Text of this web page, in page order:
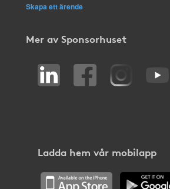
Skapa ett ärende
Mer av Sponsorhuset
Ladda hem vår mobilapp